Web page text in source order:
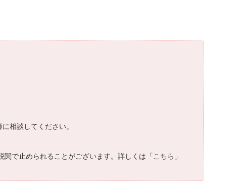
相談してください。
で止められることがございます。詳しくは「こちら 」